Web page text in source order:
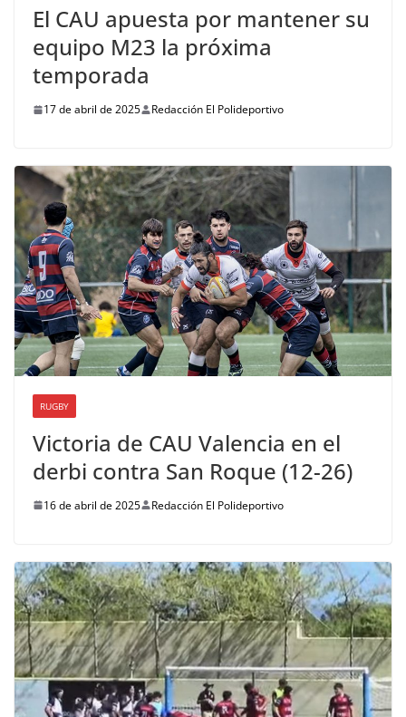
El CAU apuesta por mantener su
equipo M23 la próxima
temporada
17 de abril de 2025 Redacción El Polideportivo
RUGBY
Victoria de CAU Valencia en el
derbi contra San Roque (12-26)
16 de abril de 2025 Redacción El Polideportivo